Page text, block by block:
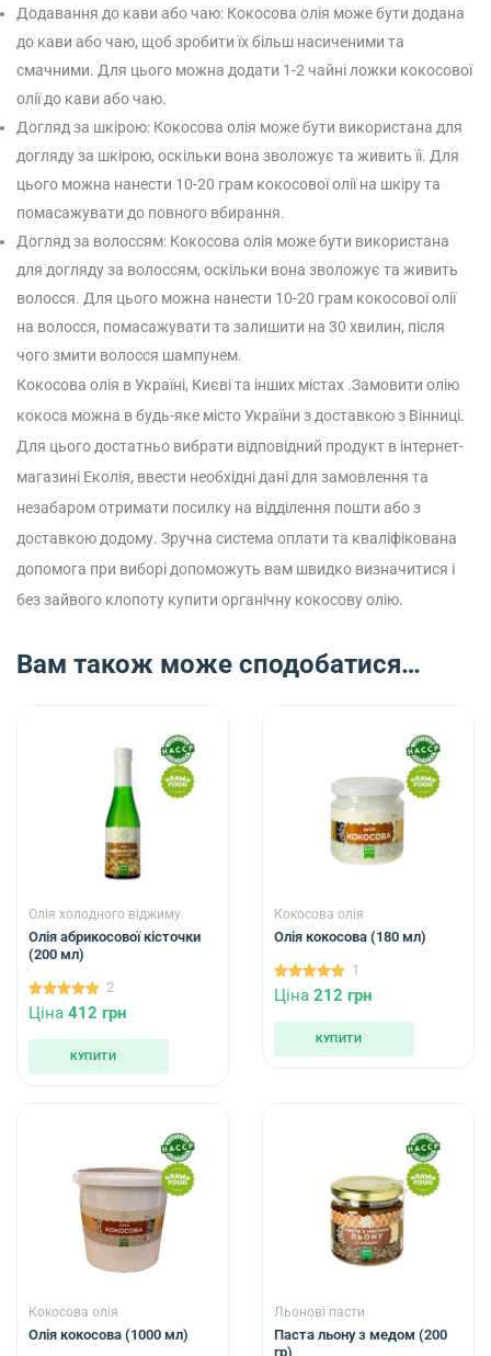
Додавання до кави або чаю: Кокосова олія може бути додана
до кави або чаю, щоб зробити їх більш насиченими та
смачними. Для цього можна додати 1-2 чайні ложки кокосової
олії до кави або чаю.
Догляд за шкірою: Кокосова олія може бути використана для
догляду за шкірою, оскільки вона зволожує та живить її. Для
цього можна нанести 10-20 грам кокосової олії на шкіру та
помасажувати до повного вбирання.
Догляд за волоссям: Кокосова олія може бути використана
для догляду за волоссям, оскільки вона зволожує та живить
волосся. Для цього можна нанести 10-20 грам кокосової олії
на волосся, помасажувати та залишити на 30 хвилин, після
чого змити волосся шампунем.
Кокосова олія в Україні, Києві та інших містах .Замовити олію
кокоса можна в будь-яке місто України з доставкою з Вінниці.
Для цього достатньо вибрати відповідний продукт в інтернет-
магазині Еколія, ввести необхідні дані для замовлення та
незабаром отримати посилку на відділення пошти або з
доставкою додому. Зручна система оплати та кваліфікована
допомога при виборі допоможуть вам швидко визначитися і
без зайвого клопоту купити органічну кокосову олію.
Вам також може сподобатися…
Олія холодного віджиму
Олія абрикосової кісточки
(200 мл)
5.00
out of 5
2
Ціна 412 грн
КУПИТИ
Кокосова олія
Олія кокосова (180 мл)
5.00
out of 5
1
Ціна 212 грн
КУПИТИ
Кокосова олія
Олія кокосова (1000 мл)
Льонові пасти
Паста льону з медом (200
гр)